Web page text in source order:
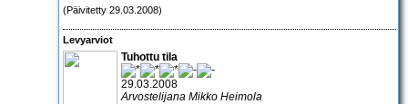
(Päivitetty 29.03.2008)
Levyarviot
Tuhottu tila
29.03.2008
Arvostelijana Mikko Heimola